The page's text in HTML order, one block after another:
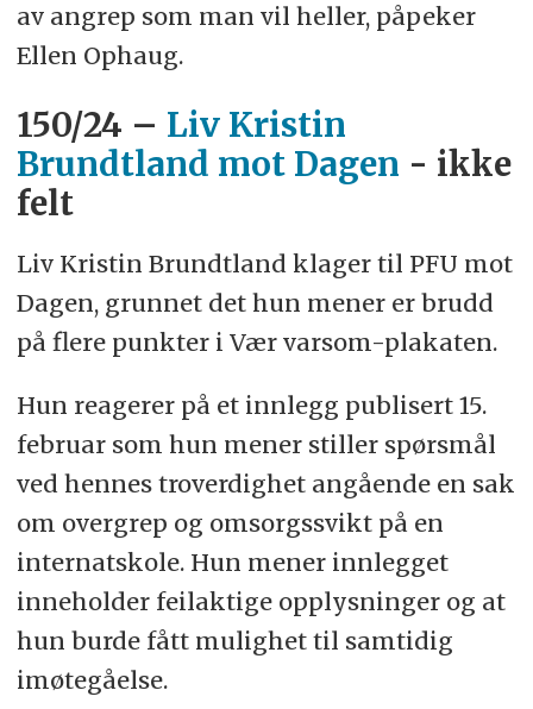
av angrep som man vil heller, påpeker
Ellen Ophaug.
150/24 – Liv Kristin
Brundtland mot Dagen - ikke
felt
Liv Kristin Brundtland klager til PFU mot
Dagen, grunnet det hun mener er brudd
på flere punkter i Vær varsom-plakaten.
Hun reagerer på et innlegg publisert 15.
februar som hun mener stiller spørsmål
ved hennes troverdighet angående en sak
om overgrep og omsorgssvikt på en
internatskole. Hun mener innlegget
inneholder feilaktige opplysninger og at
hun burde fått mulighet til samtidig
imøtegåelse.